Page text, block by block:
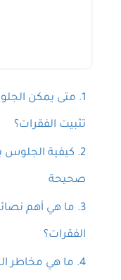
متى يمكن
تثبيت الفقرات؟
كيفية الجلوس
صحيحة
ما هي أهم
الفقرات؟
ما هي مخاطر